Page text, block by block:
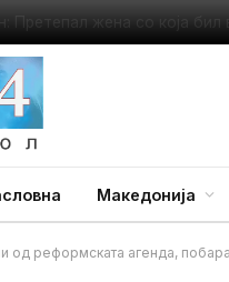
Македонија
реформската агенда,